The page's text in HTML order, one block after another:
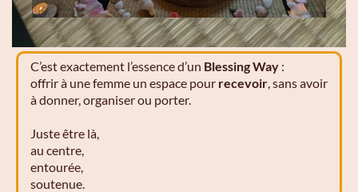
C’est exactement l’essence d’un Blessing Way :
offrir à une femme un espace pour recevoir , sans avoir
à donner, organiser ou porter.
Juste être là,
au centre,
entourée,
soutenue.